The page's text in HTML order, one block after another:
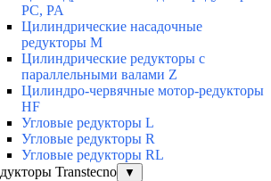
PC, PA
Цилиндрические насадочные
редукторы M
Цилиндрические редукторы с
параллельными валами Z
Цилиндро-червячные мотор-редукторы
HF
Угловые редукторы L
Угловые редукторы R
Угловые редукторы RL
Transtecno
▼